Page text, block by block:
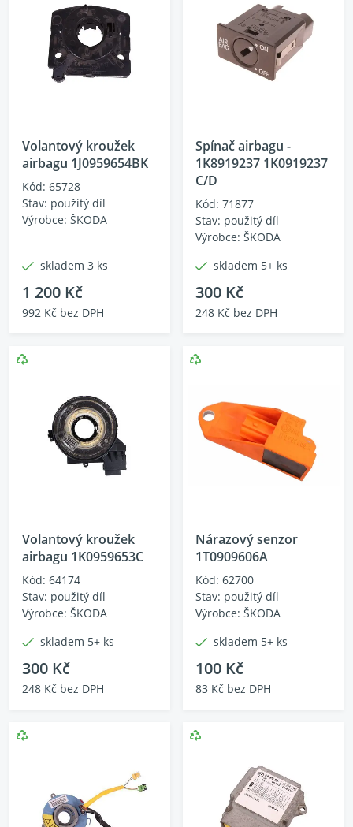
Volantový kroužek
airbagu 1J0959654BK
Kód: 65728
Stav: použitý díl
Výrobce: ŠKODA
skladem 3 ks
1 200 Kč
992 Kč bez DPH
Spínač airbagu -
1K8919237 1K0919237
C/D
Kód: 71877
Stav: použitý díl
Výrobce: ŠKODA
skladem 5+ ks
300 Kč
248 Kč bez DPH
Volantový kroužek
airbagu 1K0959653C
Kód: 64174
Stav: použitý díl
Výrobce: ŠKODA
skladem 5+ ks
300 Kč
248 Kč bez DPH
Nárazový senzor
1T0909606A
Kód: 62700
Stav: použitý díl
Výrobce: ŠKODA
skladem 5+ ks
100 Kč
83 Kč bez DPH